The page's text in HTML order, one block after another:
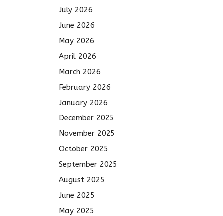
July 2026
June 2026
May 2026
April 2026
March 2026
February 2026
January 2026
December 2025
November 2025
October 2025
September 2025
August 2025
June 2025
May 2025